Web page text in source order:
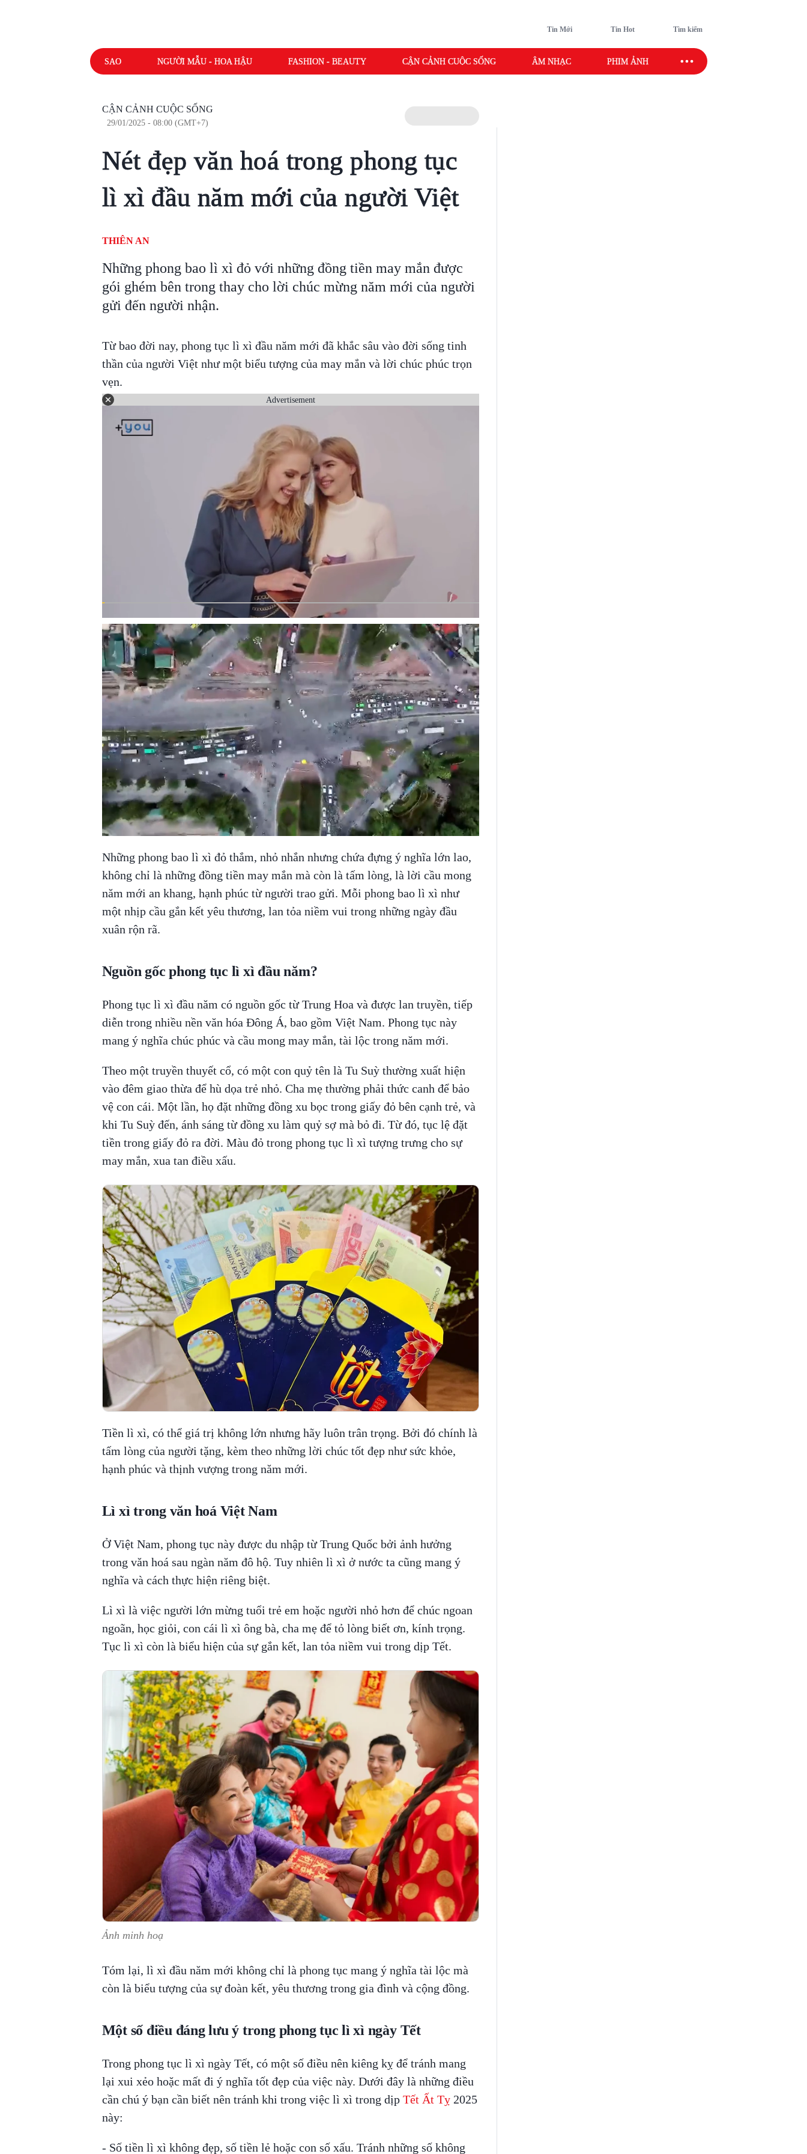
Tin Mới Tin Hot Tìm kiếm
SAO NGƯỜI MẪU - HOA HẬU FASHION - BEAUTY CẬN CẢNH CUỘC SỐNG ÂM NHẠC PHIM ẢNH SAO SPORT
CẬN CẢNH CUỘC SỐNG
29/01/2025 - 08:00 (GMT+7)
Nét đẹp văn hoá trong phong tục
lì xì đầu năm mới của người Việt
THIÊN AN
Những phong bao lì xì đỏ với những đồng tiền may mắn được
gói ghém bên trong thay cho lời chúc mừng năm mới của người
gửi đến người nhận.
Từ bao đời nay, phong tục lì xì đầu năm mới đã khắc sâu vào đời sống tinh
thần của người Việt như một biểu tượng của may mắn và lời chúc phúc trọn
vẹn.
Advertisement
Những phong bao lì xì đỏ thắm, nhỏ nhắn nhưng chứa đựng ý nghĩa lớn lao,
không chỉ là những đồng tiền may mắn mà còn là tấm lòng, là lời cầu mong
năm mới an khang, hạnh phúc từ người trao gửi. Mỗi phong bao lì xì như
một nhịp cầu gắn kết yêu thương, lan tỏa niềm vui trong những ngày đầu
xuân rộn rã.
Nguồn gốc phong tục lì xì đầu năm?
Phong tục lì xì đầu năm có nguồn gốc từ Trung Hoa và được lan truyền, tiếp
diễn trong nhiều nền văn hóa Đông Á, bao gồm Việt Nam. Phong tục này
mang ý nghĩa chúc phúc và cầu mong may mắn, tài lộc trong năm mới.
Theo một truyền thuyết cổ, có một con quỷ tên là Tu Suỳ thường xuất hiện
vào đêm giao thừa để hù dọa trẻ nhỏ. Cha mẹ thường phải thức canh để bảo
vệ con cái. Một lần, họ đặt những đồng xu bọc trong giấy đỏ bên cạnh trẻ, và
khi Tu Suỳ đến, ánh sáng từ đồng xu làm quỷ sợ mà bỏ đi. Từ đó, tục lệ đặt
tiền trong giấy đỏ ra đời. Màu đỏ trong phong tục lì xì tượng trưng cho sự
may mắn, xua tan điều xấu.
Tiền lì xì, có thể giá trị không lớn nhưng hãy luôn trân trọng. Bởi đó chính là
tấm lòng của người tặng, kèm theo những lời chúc tốt đẹp như sức khỏe,
hạnh phúc và thịnh vượng trong năm mới.
Lì xì trong văn hoá Việt Nam
Ở Việt Nam, phong tục này được du nhập từ Trung Quốc bởi ảnh hưởng
trong văn hoá sau ngàn năm đô hộ. Tuy nhiên lì xì ở nước ta cũng mang ý
nghĩa và cách thực hiện riêng biệt.
Lì xì là việc người lớn mừng tuổi trẻ em hoặc người nhỏ hơn để chúc ngoan
ngoãn, học giỏi, con cái lì xì ông bà, cha mẹ để tỏ lòng biết ơn, kính trọng.
Tục lì xì còn là biểu hiện của sự gắn kết, lan tỏa niềm vui trong dịp Tết.
Ảnh minh hoạ
Tóm lại, lì xì đầu năm mới không chỉ là phong tục mang ý nghĩa tài lộc mà
còn là biểu tượng của sự đoàn kết, yêu thương trong gia đình và cộng đồng.
Một số điều đáng lưu ý trong phong tục lì xì ngày Tết
Trong phong tục lì xì ngày Tết, có một số điều nên kiêng kỵ để tránh mang
lại xui xẻo hoặc mất đi ý nghĩa tốt đẹp của việc này. Dưới đây là những điều
cần chú ý bạn cần biết nên tránh khi trong việc lì xì trong dịp Tết Ất Tỵ 2025
này:
- Số tiền lì xì không đẹp, số tiền lẻ hoặc con số xấu. Tránh những số không